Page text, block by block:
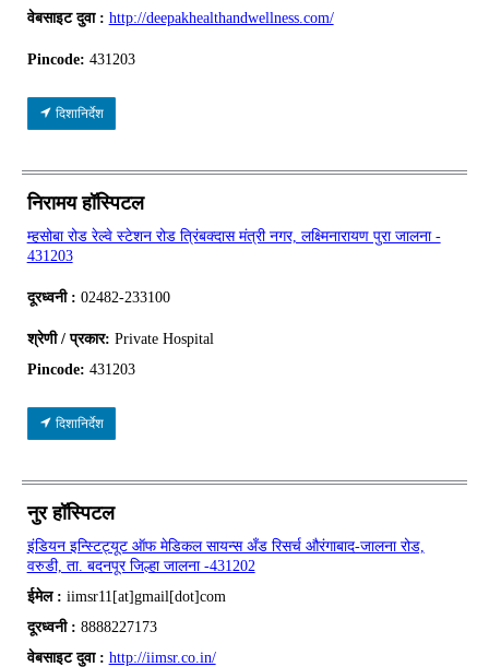
वेबसाइट दुवा : http://deepakhealthandwellness.com/
Pincode: 431203
दिशानिर्देश
निरामय हॉस्पिटल
म्हसोबा रोड रेल्वे स्टेशन रोड त्रिंबक्दास मंत्री नगर, लक्ष्मिनारायण पुरा जालना -
431203
दूरध्वनी : 02482-233100
श्रेणी / प्रकार: Private Hospital
Pincode: 431203
दिशानिर्देश
नुर हॉस्पिटल
इंडियन इन्स्टिट्यूट ऑफ मेडिकल सायन्स अँड रिसर्च औरंगाबाद-जालना रोड,
वरुडी, ता. बदनपूर जिल्हा जालना -431202
ईमेल : iimsr11[at]gmail[dot]com
दूरध्वनी : 8888227173
वेबसाइट दुवा : http://iimsr.co.in/